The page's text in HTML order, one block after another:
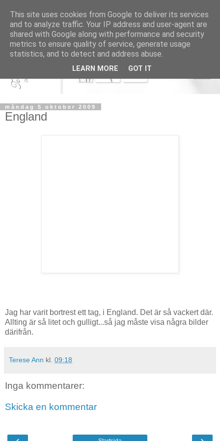
måndag 5 oktober 2009
England
Jag har varit bortrest ett tag, i England. Det är så vackert där.
Allting är så litet och gulligt...så jag måste visa några bilder
därifrån.
Terese Ann kl. 09:18
Inga kommentarer:
Skicka en kommentar
This site uses cookies from Google to deliver its services
and to analyze traffic. Your IP address and user-agent are
shared with Google along with performance and security
metrics to ensure quality of service, generate usage
statistics, and to detect and address abuse.
LEARN MORE GOT IT